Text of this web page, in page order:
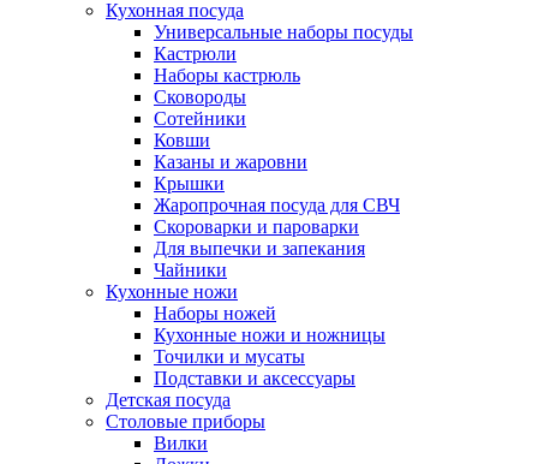
Кухонная посуда
Универсальные наборы посуды
Кастрюли
Наборы кастрюль
Сковороды
Сотейники
Ковши
Казаны и жаровни
Крышки
Жаропрочная посуда для СВЧ
Скороварки и пароварки
Для выпечки и запекания
Чайники
Кухонные ножи
Наборы ножей
Кухонные ножи и ножницы
Точилки и мусаты
Подставки и аксессуары
Детская посуда
Столовые приборы
Вилки